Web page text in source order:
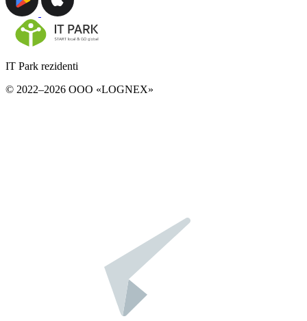
IT Park rezidenti
© 2022–2026 ООО «LOGNEX»